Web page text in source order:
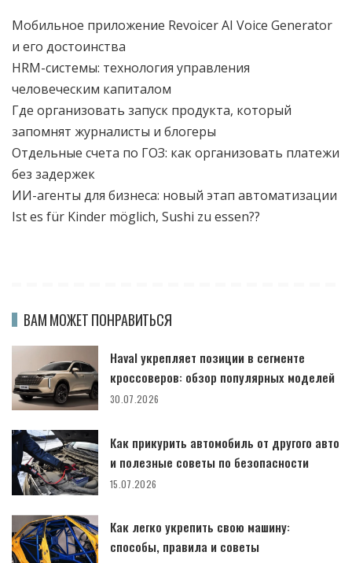
Мобильное приложение Revoicer AI Voice Generator
и его достоинства
HRM-системы: технология управления
человеческим капиталом
Где организовать запуск продукта, который
запомнят журналисты и блогеры
Отдельные счета по ГОЗ: как организовать платежи
без задержек
ИИ-агенты для бизнеса: новый этап автоматизации
Ist es für Kinder möglich, Sushi zu essen??
ВАМ МОЖЕТ ПОНРАВИТЬСЯ
Haval укрепляет позиции в сегменте
кроссоверов: обзор популярных моделей
30.07.2026
Как прикурить автомобиль от другого авто
и полезные советы по безопасности
15.07.2026
Как легко укрепить свою машину:
способы, правила и советы